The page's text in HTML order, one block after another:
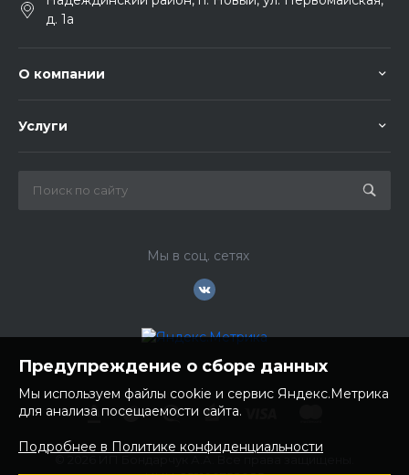
д. 1а
О компании
Услуги
Мы в соц. сетях
Предупреждение о сборе данных
Мы используем файлы cookie и сервис Яндекс.Метрика
для анализа посещаемости сайта.
Подробнее в Политике конфиденциальности